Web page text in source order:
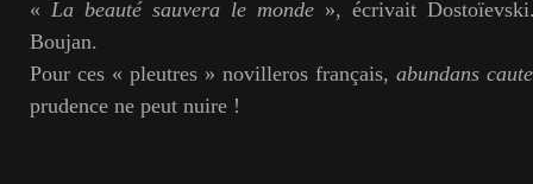
« La beauté sauvera le monde », écrivait
Boujan.
Pour ces « pleutres » novilleros français, abundans
prudence ne peut nuire !